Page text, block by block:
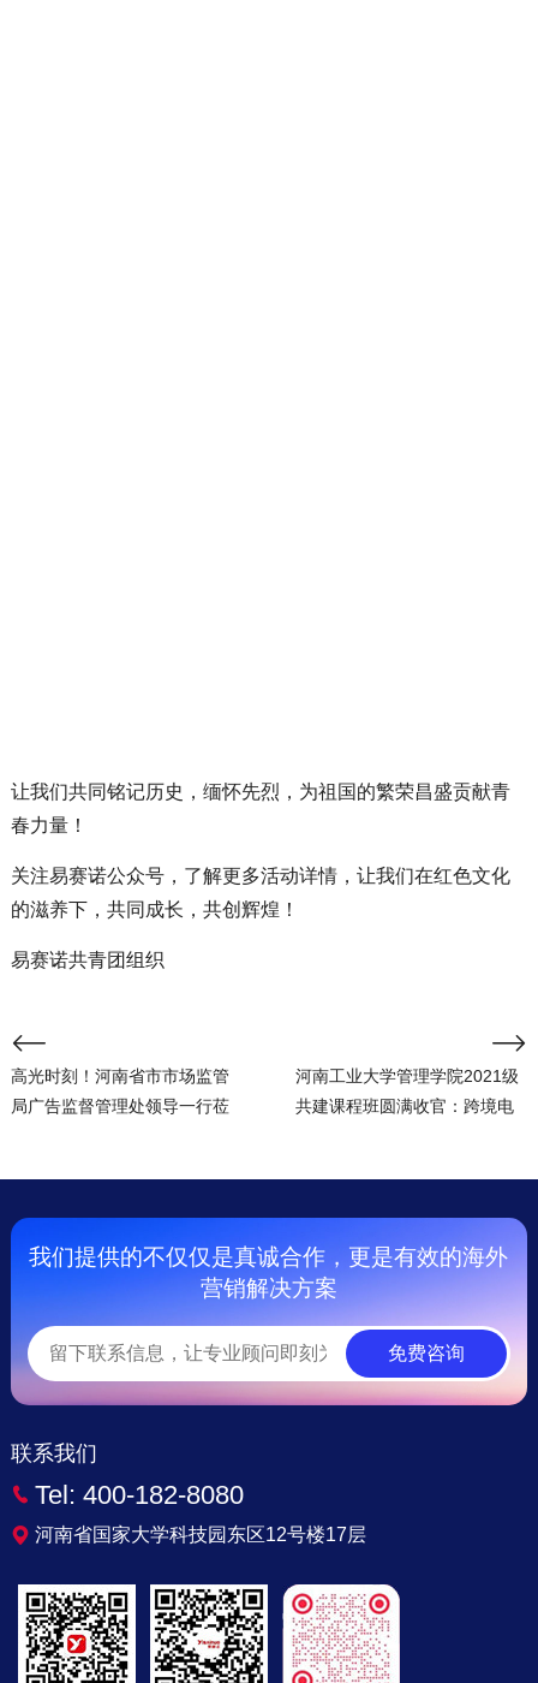
让我们共同铭记历史，缅怀先烈，为祖国的繁荣昌盛贡献青
春力量！
关注易赛诺公众号，了解更多活动详情，让我们在红色文化
的滋养下，共同成长，共创辉煌！
易赛诺共青团组织
高光时刻！河南省市市场监管
局广告监督管理处领导一行莅
河南工业大学管理学院2021级
共建课程班圆满收官：跨境电
我们提供的不仅仅是真诚合作，更是有效的海外
营销解决方案
免费咨询
联系我们
Tel: 400-182-8080
河南省国家大学科技园东区12号楼17层